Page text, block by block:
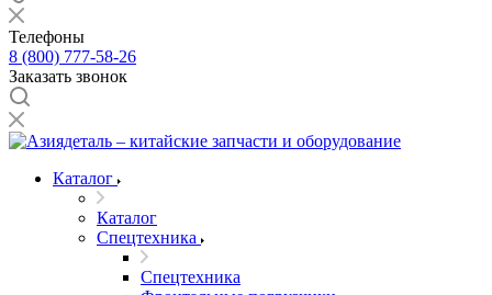
Телефоны
8 (800) 777-58-26
Заказать звонок
Каталог
Каталог
Спецтехника
Спецтехника